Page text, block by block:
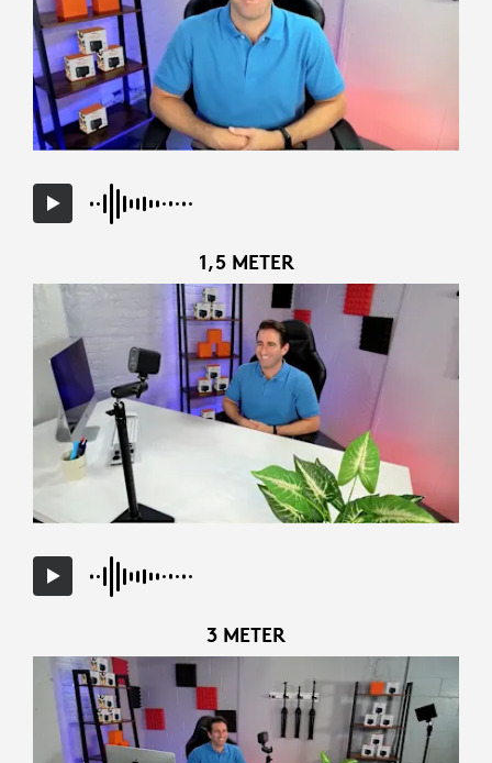
1,5 METER
3 METER